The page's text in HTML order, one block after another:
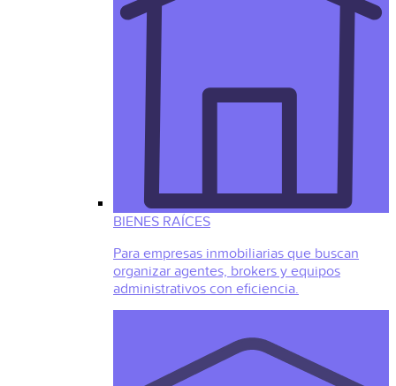
BIENES RAÍCES
Para empresas inmobiliarias que buscan
organizar agentes, brokers y equipos
administrativos con eficiencia.